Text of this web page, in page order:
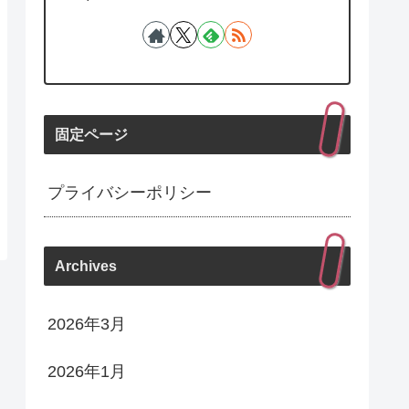
固定ページ
プライバシーポリシー
Archives
2026年3月
2026年1月